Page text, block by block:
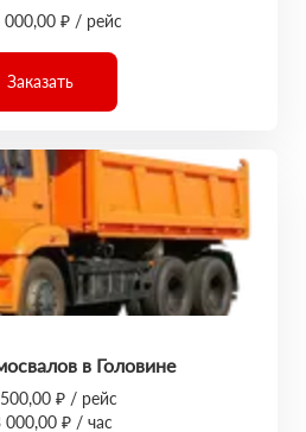
000,00 ₽ / рейс
Заказать
в Головине
₽ / рейс
000,00 ₽ / час